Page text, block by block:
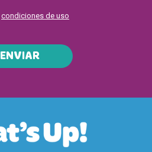
condiciones de uso
ENVIAR